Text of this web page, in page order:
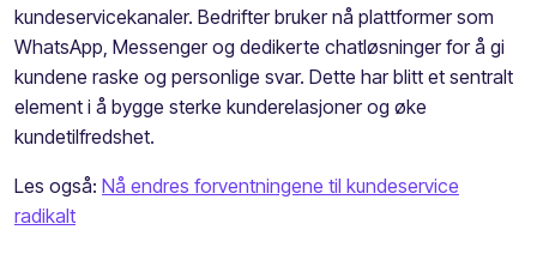
kundeservicekanaler. Bedrifter bruker nå plattformer som
WhatsApp, Messenger og dedikerte chatløsninger for å gi
kundene raske og personlige svar. Dette har blitt et sentralt
element i å bygge sterke kunderelasjoner og øke
kundetilfredshet.
Les også: Nå endres forventningene til kundeservice
radikalt